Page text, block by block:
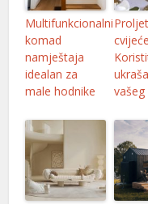
Multifunkcionalni
komad
namještaja
idealan za
male hodnike